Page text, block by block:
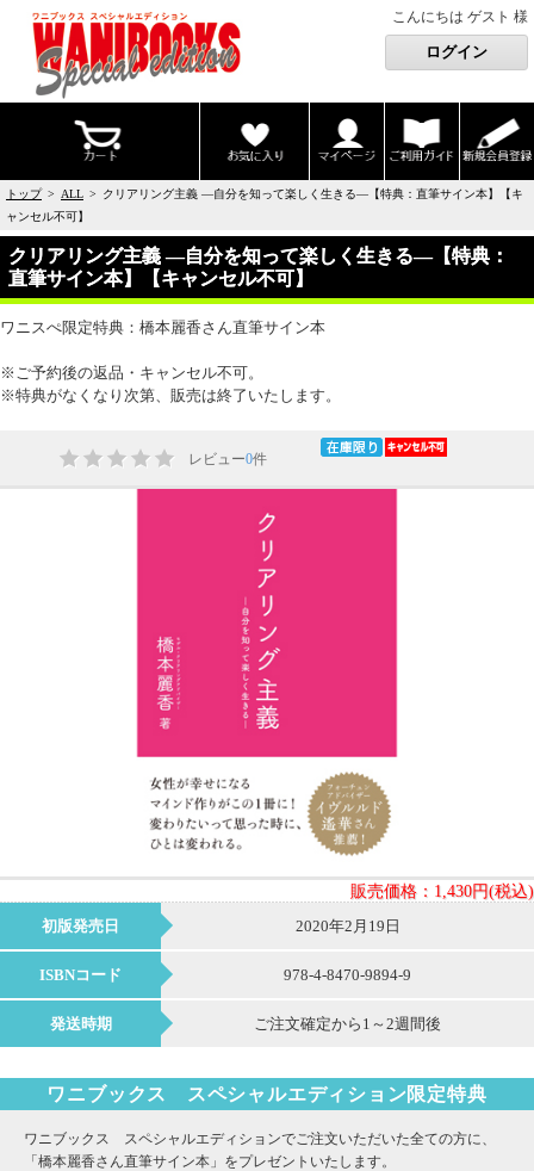
こんにちは ゲスト 様
トップ> ALL > クリアリング主義 ―自分を知って楽しく生きる―【特典：直筆サイン本】【キ
ャンセル不可】
クリアリング主義 ―自分を知って楽しく生きる―【特典：
直筆サイン本】【キャンセル不可】
ワニスぺ限定特典：橋本麗香さん直筆サイン本
※ご予約後の返品・キャンセル不可。
※特典がなくなり次第、販売は終了いたします。
レビュー0件
販売価格： 1,430円(税込)
初版発売日
2020年2月19日
ISBNコード 978-4-8470-9894-9
発送時期 ご注文確定から1～2週間後
ワニブックス スペシャルエディション限定特典
ワニブックス スペシャルエディションでご注文いただいた全ての方に、
「橋本麗香さん直筆サイン本」をプレゼントいたします。